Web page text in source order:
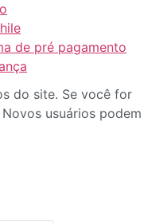
de pré pagamento
do site. Se você for
usuários podem